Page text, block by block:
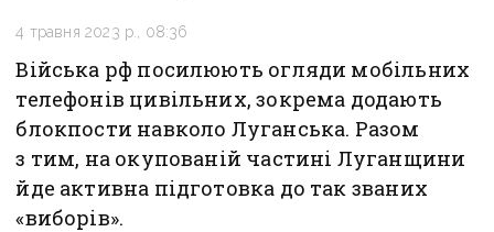
4 травня 2023 р., 08:36
Війська рф посилюють огляди мобільних
телефонів цивільних, зокрема додають
блокпости навколо Луганська. Разом
з тим, на окупованій частині Луганщини
йде активна підготовка до так званих
«виборів».